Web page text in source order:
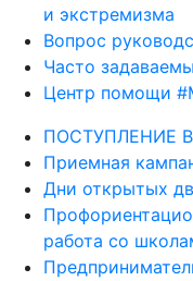
и экстремизма
Вопрос
Часто
Центр помощи
ПОСТУПЛЕНИЕ В
Приемная
Дни открытых
работа со